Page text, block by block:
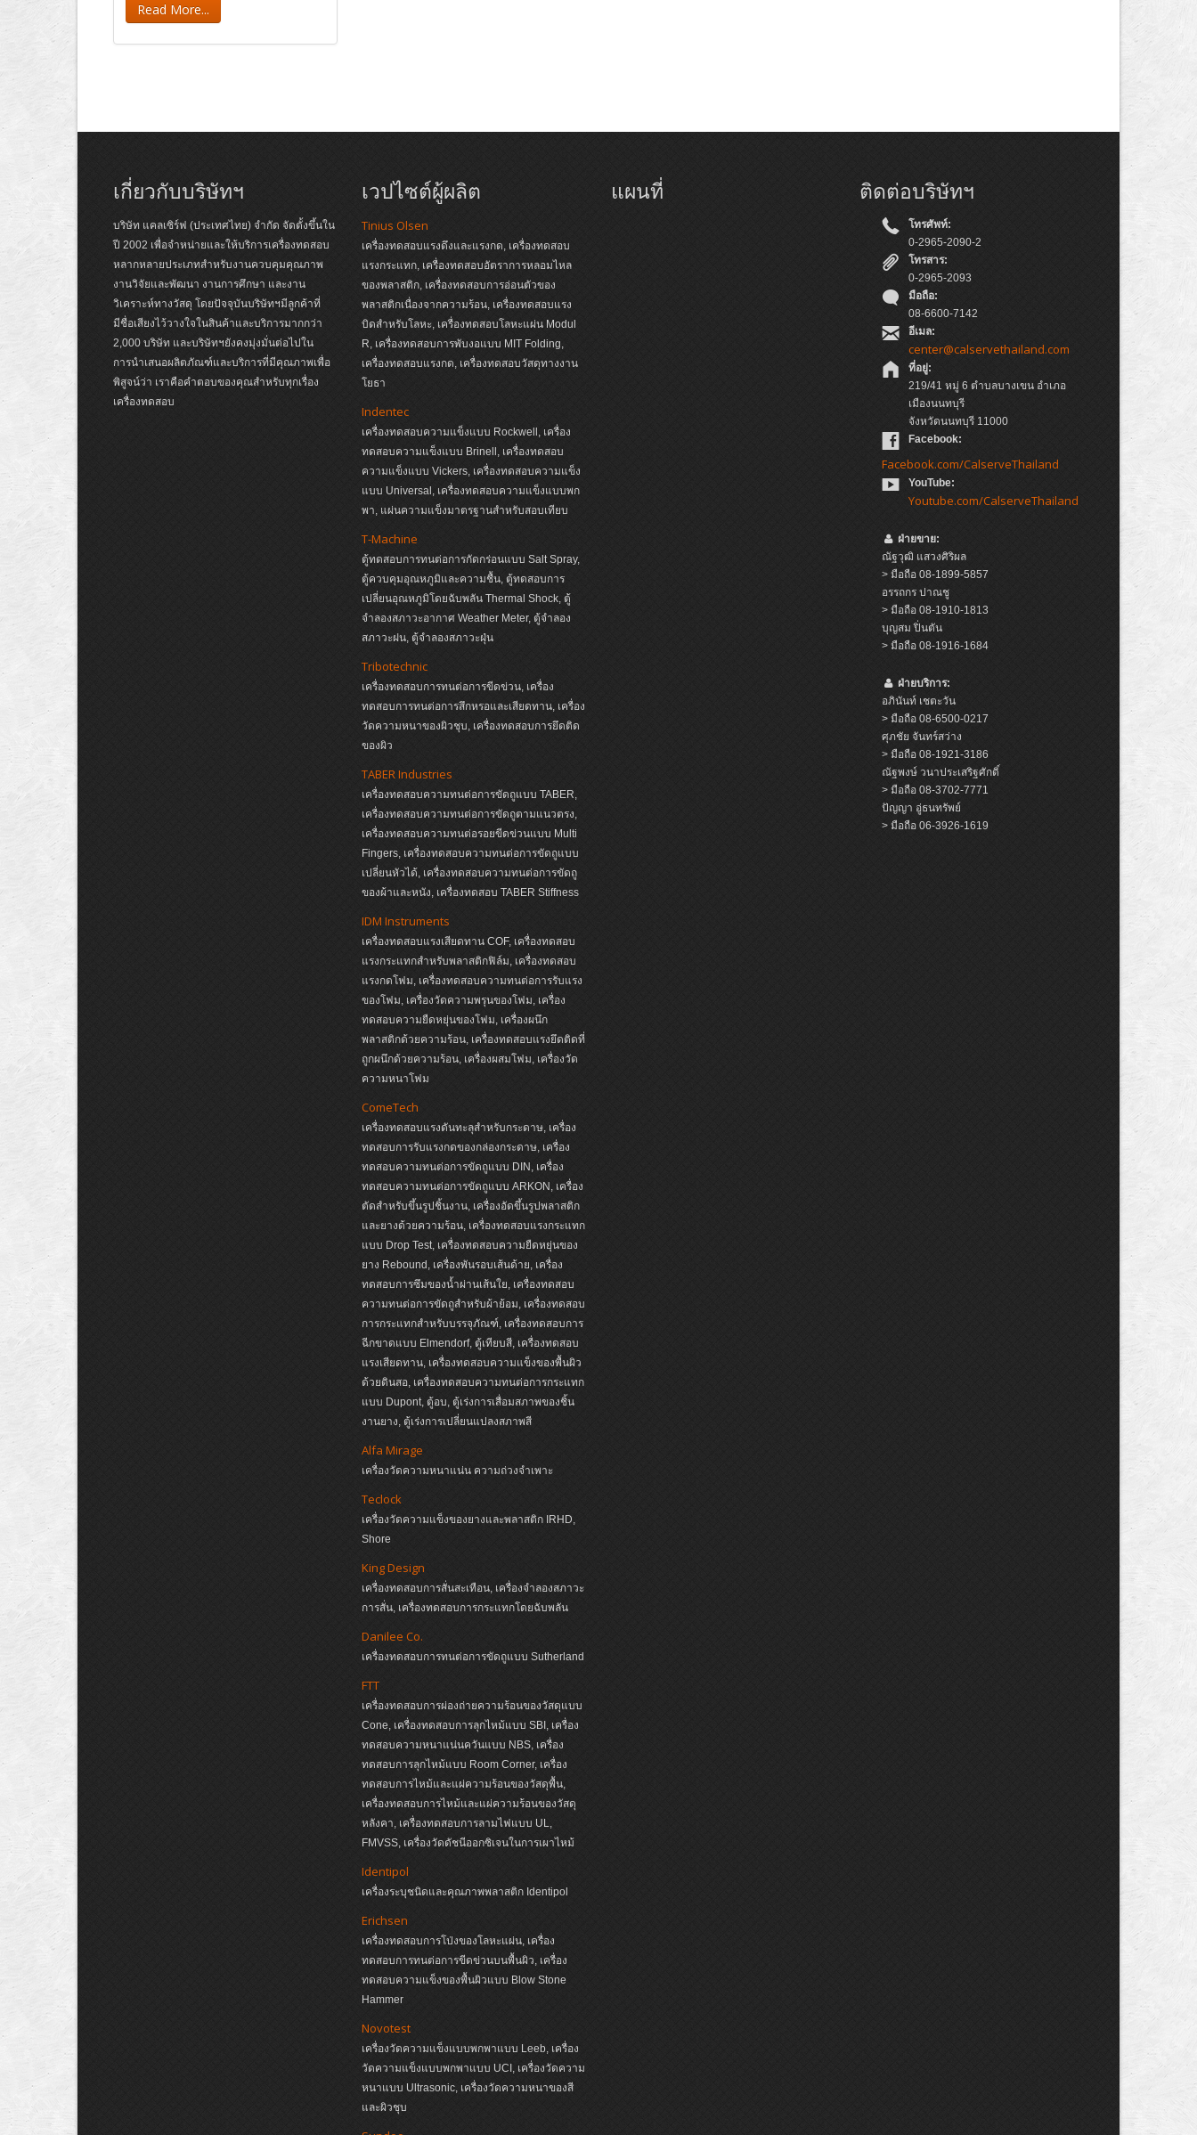
Read More...
เกี่ยวกับบริษัทฯ
บริษัท แคลเซิร์ฟ (ประเทศไทย) จำกัด จัดตั้งขึ้นใน
ปี 2002 เพื่อจำหน่ายและให้บริการเครื่องทดสอบ
หลากหลายประเภทสำหรับงานควบคุมคุณภาพ
งานวิจัยและพัฒนา งานการศึกษา และงาน
วิเคราะห์ทางวัสดุ โดยปัจจุบันบริษัทฯมีลูกค้าที่
มีชื่อเสียงไว้วางใจในสินค้าและบริการมากกว่า
2,000 บริษัท และบริษัทฯยังคงมุ่งมั่นต่อไปใน
การนำเสนอผลิตภัณฑ์และบริการที่มีคุณภาพเพื่อ
พิสูจน์ว่า เราคือคำตอบของคุณสำหรับทุกเรื่อง
เครื่องทดสอบ
เวปไซต์ผู้ผลิต
Tinius Olsen
เครื่องทดสอบแรงดึงและแรงกด, เครื่องทดสอบ
แรงกระแทก, เครื่องทดสอบอัตราการหลอมไหล
ของพลาสติก, เครื่องทดสอบการอ่อนตัวของ
พลาสติกเนื่องจากความร้อน, เครื่องทดสอบแรง
บิดสำหรับโลหะ, เครื่องทดสอบโลหะแผ่น Modul
R, เครื่องทดสอบการพับงอแบบ MIT Folding,
เครื่องทดสอบแรงกด, เครื่องทดสอบวัสดุทางงาน
โยธา
Indentec
เครื่องทดสอบความแข็งแบบ Rockwell, เครื่อง
ทดสอบความแข็งแบบ Brinell, เครื่องทดสอบ
ความแข็งแบบ Vickers, เครื่องทดสอบความแข็ง
แบบ Universal, เครื่องทดสอบความแข็งแบบพก
พา, แผ่นความแข็งมาตรฐานสำหรับสอบเทียบ
T-Machine
ตู้ทดสอบการทนต่อการกัดกร่อนแบบ Salt Spray,
ตู้ควบคุมอุณหภูมิและความชื้น, ตู้ทดสอบการ
เปลี่ยนอุณหภูมิโดยฉับพลัน Thermal Shock, ตู้
จำลองสภาวะอากาศ Weather Meter, ตู้จำลอง
สภาวะฝน, ตู้จำลองสภาวะฝุ่น
Tribotechnic
เครื่องทดสอบการทนต่อการขีดข่วน, เครื่อง
ทดสอบการทนต่อการสึกหรอและเสียดทาน, เครื่อง
วัดความหนาของผิวชุบ, เครื่องทดสอบการยึดติด
ของผิว
TABER Industries
เครื่องทดสอบความทนต่อการขัดถูแบบ TABER,
เครื่องทดสอบความทนต่อการขัดถูตามแนวตรง,
เครื่องทดสอบความทนต่อรอยขีดข่วนแบบ Multi
Fingers, เครื่องทดสอบความทนต่อการขัดถูแบบ
เปลี่ยนหัวได้, เครื่องทดสอบความทนต่อการขัดถู
ของผ้าและหนัง, เครื่องทดสอบ TABER Stiffness
IDM Instruments
เครื่องทดสอบแรงเสียดทาน COF, เครื่องทดสอบ
แรงกระแทกสำหรับพลาสติกฟิล์ม, เครื่องทดสอบ
แรงกดโฟม, เครื่องทดสอบความทนต่อการรับแรง
ของโฟม, เครื่องวัดความพรุนของโฟม, เครื่อง
ทดสอบความยืดหยุ่นของโฟม, เครื่องผนึก
พลาสติกด้วยความร้อน, เครื่องทดสอบแรงยึดติดที่
ถูกผนึกด้วยความร้อน, เครื่องผสมโฟม, เครื่องวัด
ความหนาโฟม
ComeTech
เครื่องทดสอบแรงดันทะลุสำหรับกระดาษ, เครื่อง
ทดสอบการรับแรงกดของกล่องกระดาษ, เครื่อง
ทดสอบความทนต่อการขัดถูแบบ DIN, เครื่อง
ทดสอบความทนต่อการขัดถูแบบ ARKON, เครื่อง
ตัดสำหรับขึ้นรูปชิ้นงาน, เครื่องอัดขึ้นรูปพลาสติก
และยางด้วยความร้อน, เครื่องทดสอบแรงกระแทก
แบบ Drop Test, เครื่องทดสอบความยืดหยุ่นของ
ยาง Rebound, เครื่องพันรอบเส้นด้าย, เครื่อง
ทดสอบการซึมของน้ำผ่านเส้นใย, เครื่องทดสอบ
ความทนต่อการขัดถูสำหรับผ้าย้อม, เครื่องทดสอบ
การกระแทกสำหรับบรรจุภัณฑ์, เครื่องทดสอบการ
ฉีกขาดแบบ Elmendorf, ตู้เทียบสี, เครื่องทดสอบ
แรงเสียดทาน, เครื่องทดสอบความแข็งของพื้นผิว
ด้วยดินสอ, เครื่องทดสอบความทนต่อการกระแทก
แบบ Dupont, ตู้อบ, ตู้เร่งการเสื่อมสภาพของชิ้น
งานยาง, ตู้เร่งการเปลี่ยนแปลงสภาพสี
Alfa Mirage
เครื่องวัดความหนาแน่น ความถ่วงจำเพาะ
Teclock
เครื่องวัดความแข็งของยางและพลาสติก IRHD,
Shore
King Design
เครื่องทดสอบการสั่นสะเทือน, เครื่องจำลองสภาวะ
การสั่น, เครื่องทดสอบการกระแทกโดยฉับพลัน
Danilee Co.
เครื่องทดสอบการทนต่อการขัดถูแบบ Sutherland
FTT
เครื่องทดสอบการผ่องถ่ายความร้อนของวัสดุแบบ
Cone, เครื่องทดสอบการลุกไหม้แบบ SBI, เครื่อง
ทดสอบความหนาแน่นควันแบบ NBS, เครื่อง
ทดสอบการลุกไหม้แบบ Room Corner, เครื่อง
ทดสอบการไหม้และแผ่ความร้อนของวัสดุพื้น,
เครื่องทดสอบการไหม้และแผ่ความร้อนของวัสดุ
หลังคา, เครื่องทดสอบการลามไฟแบบ UL,
FMVSS, เครื่องวัดดัชนีออกซิเจนในการเผาไหม้
Identipol
เครื่องระบุชนิดและคุณภาพพลาสติก Identipol
Erichsen
เครื่องทดสอบการโป่งของโลหะแผ่น, เครื่อง
ทดสอบการทนต่อการขีดข่วนบนพื้นผิว, เครื่อง
ทดสอบความแข็งของพื้นผิวแบบ Blow Stone
Hammer
Novotest
เครื่องวัดความแข็งแบบพกพาแบบ Leeb, เครื่อง
วัดความแข็งแบบพกพาแบบ UCI, เครื่องวัดความ
หนาแบบ Ultrasonic, เครื่องวัดความหนาของสี
และผิวชุบ
แผนที่ ติดต่อบริษัทฯ
โทรศัพท์:
0-2965-2090-2
โทรสาร:
0-2965-2093
มือถือ:
08-6600-7142
อีเมล:
center@calservethailand.com
ที่อยู่:
219/41 หมู่ 6 ตำบลบางเขน อำเภอ
เมืองนนทบุรี
จังหวัดนนทบุรี 11000
Facebook:
Facebook.com/CalserveThailand
YouTube:
Youtube.com/CalserveThailand
ฝ่ายขาย:
ณัฐวุฒิ แสวงศิริผล
> มือถือ 08-1899-5857
อรรถกร ปาณชู
> มือถือ 08-1910-1813
บุญสม ปิ่นตัน
> มือถือ 08-1916-1684
ฝ่ายบริการ:
อภินันท์ เชตะวัน
> มือถือ 08-6500-0217
ศุภชัย จันทร์สว่าง
> มือถือ 08-1921-3186
ณัฐพงษ์ วนาประเสริฐศักดิ์
> มือถือ 08-3702-7771
ปัญญา อู่ธนทรัพย์
> มือถือ 06-3926-1619